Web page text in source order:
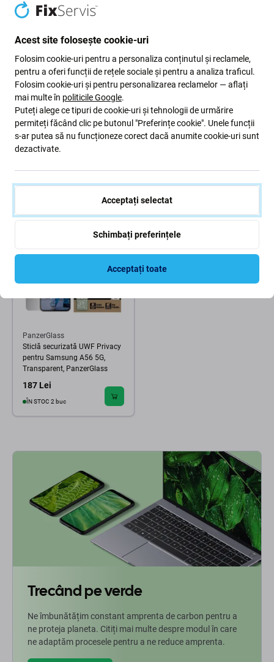
FixPremium
FixPremium Glass - Geam
Securizat pentru Samsung
16 Lei
ÎN STOC 9 buc
PanzerGlass
Sticlă securizată UWF pentru
187 Lei
ÎN STOC 3 buc
PanzerGlass
Sticlă securizată UWF Privacy
pentru Samsung A56 5G,
Transparent, PanzerGlass
187 Lei
ÎN STOC 2 buc
Trecând pe verde
Ne îmbunătățim constant amprenta de carbon pentru a
ne proteja planeta. Citiți mai multe despre modul în care
ne adaptăm procesele pentru a ne reduce amprenta.
Acest site folosește cookie-uri
Folosim cookie-uri pentru a personaliza conținutul și reclamele,
pentru a oferi funcții de rețele sociale și pentru a analiza traficul.
Folosim cookie-uri și pentru personalizarea reclamelor — aflați
mai multe în politicile Google.
Puteți alege ce tipuri de cookie-uri și tehnologii de urmărire
permiteți făcând clic pe butonul "Preferințe cookie". Unele funcții
s-ar putea să nu funcționeze corect dacă anumite cookie-uri sunt
dezactivate.
Acceptați selectat
Schimbați preferințele
Acceptați toate